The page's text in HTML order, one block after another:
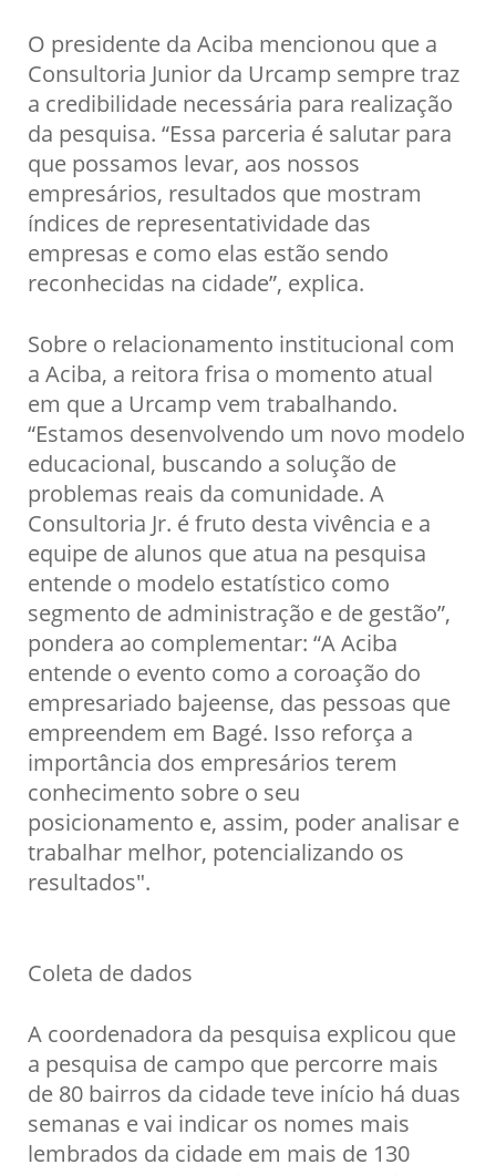
O presidente da Aciba mencionou que a
Consultoria Junior da Urcamp sempre traz
a credibilidade necessária para realização
da pesquisa. “Essa parceria é salutar para
que possamos levar, aos nossos
empresários, resultados que mostram
índices de representatividade das
empresas e como elas estão sendo
reconhecidas na cidade”, explica.
Sobre o relacionamento institucional com
a Aciba, a reitora frisa o momento atual
em que a Urcamp vem trabalhando.
“Estamos desenvolvendo um novo modelo
educacional, buscando a solução de
problemas reais da comunidade. A
Consultoria Jr. é fruto desta vivência e a
equipe de alunos que atua na pesquisa
entende o modelo estatístico como
segmento de administração e de gestão”,
pondera ao complementar: “A Aciba
entende o evento como a coroação do
empresariado bajeense, das pessoas que
empreendem em Bagé. Isso reforça a
importância dos empresários terem
conhecimento sobre o seu
posicionamento e, assim, poder analisar e
trabalhar melhor, potencializando os
resultados".
Coleta de dados
A coordenadora da pesquisa explicou que
a pesquisa de campo que percorre mais
de 80 bairros da cidade teve início há duas
semanas e vai indicar os nomes mais
lembrados da cidade em mais de 130